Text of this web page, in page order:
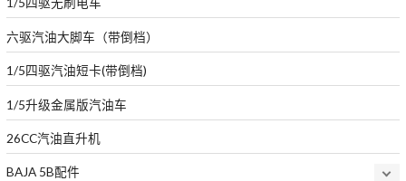
六驱汽油大脚车（带倒档）
1/5四驱汽油短卡(带倒档)
1/5升级金属版汽油车
26CC汽油直升机
BAJA 5B配件